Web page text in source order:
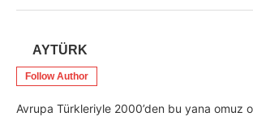
AYTÜRK
Follow Author
Avrupa Türkleriyle 2000’den bu yana omuz